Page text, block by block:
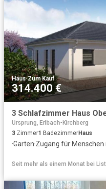
Haus·Zum Kauf
314.400 €
Ursprung, Erlbach-Kirchberg
3 Zimmer1 BadezimmerHaus
·Garten·Zugang für
Seit mehr als einem Monat bei